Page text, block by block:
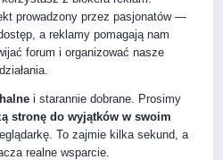
prowadzony przez pasjonatów —
a reklamy pomagają nam
forum i organizować nasze
działania.
i starannie dobrane. Prosimy
stronę do wyjątków w swoim
To zajmie kilka sekund, a
realne wsparcie.